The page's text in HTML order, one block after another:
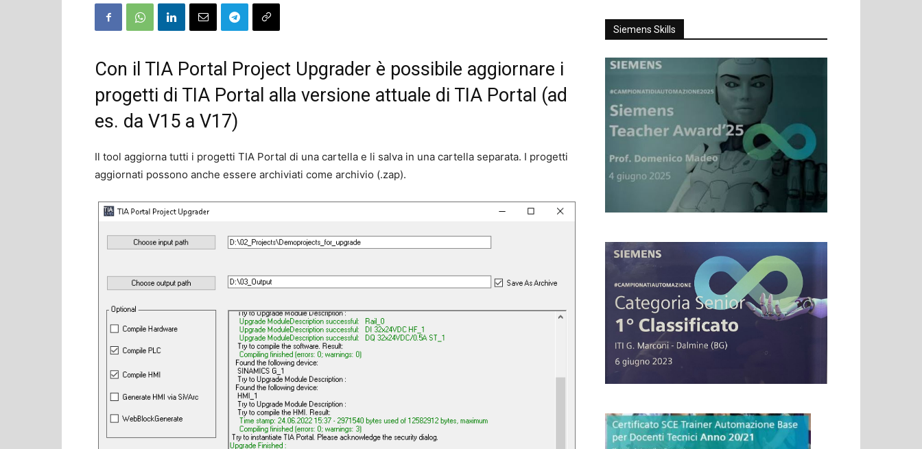
Con il TIA Portal Project Upgrader è possibile aggiornare i
progetti di TIA Portal alla versione attuale di TIA Portal (ad
es. da V15 a V17)
Il tool aggiorna tutti i progetti TIA Portal di una cartella e li salva in una cartella separata. I progetti
aggiornati possono anche essere archiviati come archivio (.zap).
Siemens Skills